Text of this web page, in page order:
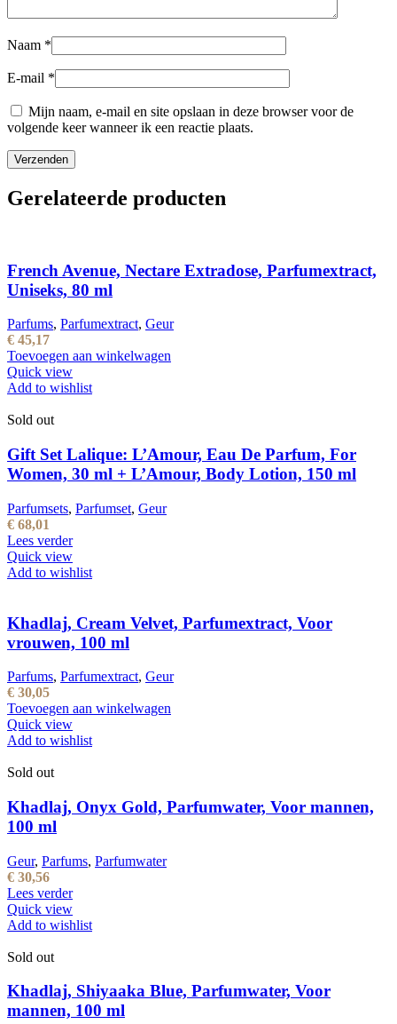
Naam *
E-mail *
Mijn naam, e-mail en site opslaan in deze browser voor de
volgende keer wanneer ik een reactie plaats.
Gerelateerde producten
French Avenue, Nectare Extradose, Parfumextract,
Uniseks, 80 ml
Parfums, Parfumextract, Geur
€ 45,17
Toevoegen aan winkelwagen
Quick view
Add to wishlist
Sold out
Gift Set Lalique: L’Amour, Eau De Parfum, For
Women, 30 ml + L’Amour, Body Lotion, 150 ml
Parfumsets, Parfumset, Geur
€ 68,01
Lees verder
Quick view
Add to wishlist
Khadlaj, Cream Velvet, Parfumextract, Voor
vrouwen, 100 ml
Parfums, Parfumextract, Geur
€ 30,05
Toevoegen aan winkelwagen
Quick view
Add to wishlist
Sold out
Khadlaj, Onyx Gold, Parfumwater, Voor mannen,
100 ml
Geur, Parfums, Parfumwater
€ 30,56
Lees verder
Quick view
Add to wishlist
Sold out
Khadlaj, Shiyaaka Blue, Parfumwater, Voor
mannen, 100 ml